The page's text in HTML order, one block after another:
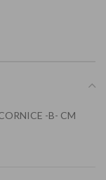
-B- CM